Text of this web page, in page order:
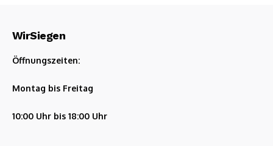
WirSiegen
Öffnungszeiten:
Montag bis Freitag
10:00 Uhr bis 18:00 Uhr